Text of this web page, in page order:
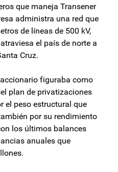
que maneja Transener
administra una red que
de líneas de 500 kV,
el país de norte a
Cruz.
figuraba como
plan de privatizaciones
el peso estructural que
por su rendimiento
los últimos balances
anuales que